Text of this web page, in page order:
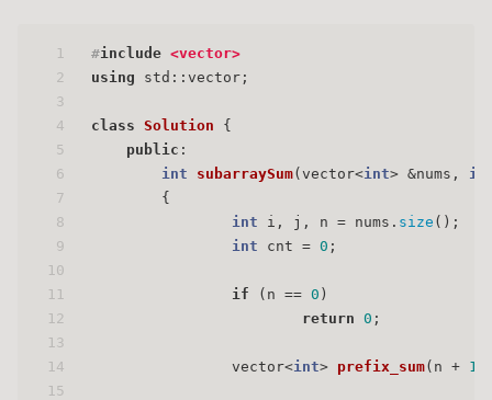
1
2
3
4
5
6
7
8
9
10
11
12
13
14
15
#include <vector>
using std::vector;
class Solution {
public :
int
subarraySum(vector<int> &nums,
{
int i, j, n = nums. size ();
int cnt = 0 ;
if (n == 0 )
return 0 ;
vector<int> prefix_sum(n + 1